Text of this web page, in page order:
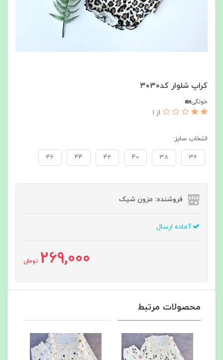
کراپ شلوار کد۳۰۳۰
خونگی🏡
از 1
انتخاب سایز:
36
38
40
42
44
46
فروشنده: مزون شیک
آماده ارسال
269,000 تومان
محصولات مرتبط